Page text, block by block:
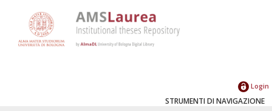
Login
STRUMENTI DI NAVIGAZIONE